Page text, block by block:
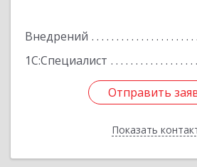
Внедрений
1С:Специалист
Отправить
Показать
Отправить
Назад